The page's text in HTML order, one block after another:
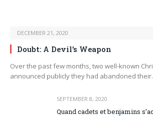
DECEMBER 21, 2020
Doubt: A Devil’s Weapon
Over the past few months, two well-known
announced publicly they had abandoned
SEPTEMBER 8, 2020
Quand cadets et benjamins